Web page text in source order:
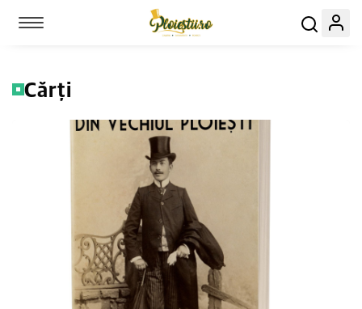
Toggle navigation
Cărți
Link-uri utile:
Evenimente